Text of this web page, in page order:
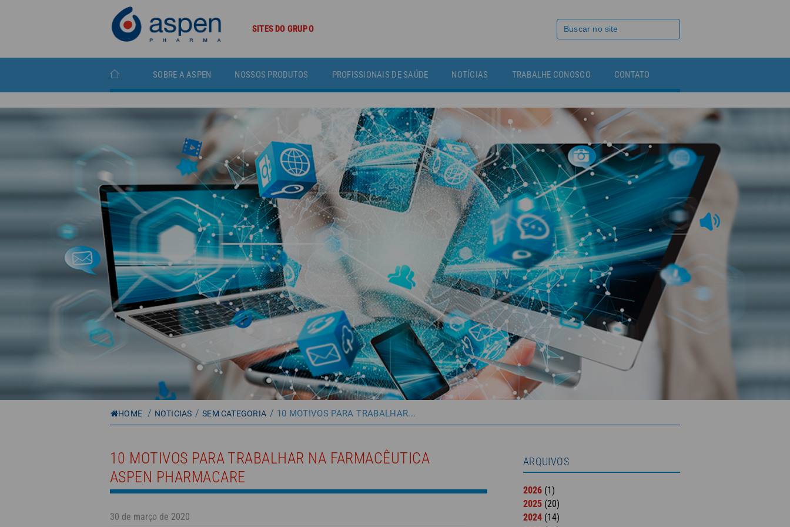
SITES DO GRUPO
SOBRE A ASPEN NOSSOS PRODUTOS PROFISSIONAIS DE SAÚDE NOTÍCIAS TRABALHE CONOSCO CONTATO
HOME / NOTICIAS / SEM CATEGORIA / 10 MOTIVOS PARA TRABALHAR...
10 MOTIVOS PARA TRABALHAR NA FARMACÊUTICA
ASPEN PHARMACARE
30 de março de 2020
ARQUIVOS
2026 (1)
2025 (20)
2024 (14)